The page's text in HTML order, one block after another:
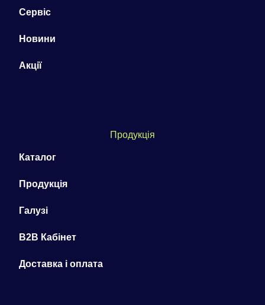
Сервіс
Новини
Акції
Продукція
Каталог
Продукція
Галузі
B2B Кабінет
Доставка і оплата